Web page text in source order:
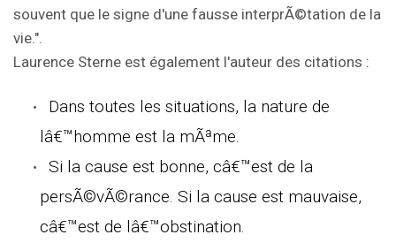
souvent que le signe d'une fausse interprÃ©tation de la
vie.".
Laurence Sterne est également l'auteur des citations :
Dans toutes les situations, la nature de
lâ€™homme est la mÃªme.
Si la cause est bonne, câ€™est de la
persÃ©vÃ©rance. Si la cause est mauvaise,
câ€™est de lâ€™obstination.